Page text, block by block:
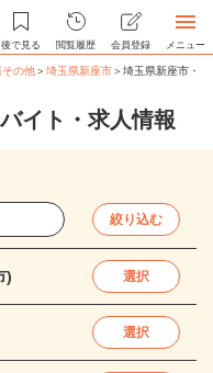
後で見る 閲覧履歴 会員登録 メニュー
その他＞埼玉県新座市＞埼玉県新座市・
イト・求人情報
絞り込む
) 選択
選択